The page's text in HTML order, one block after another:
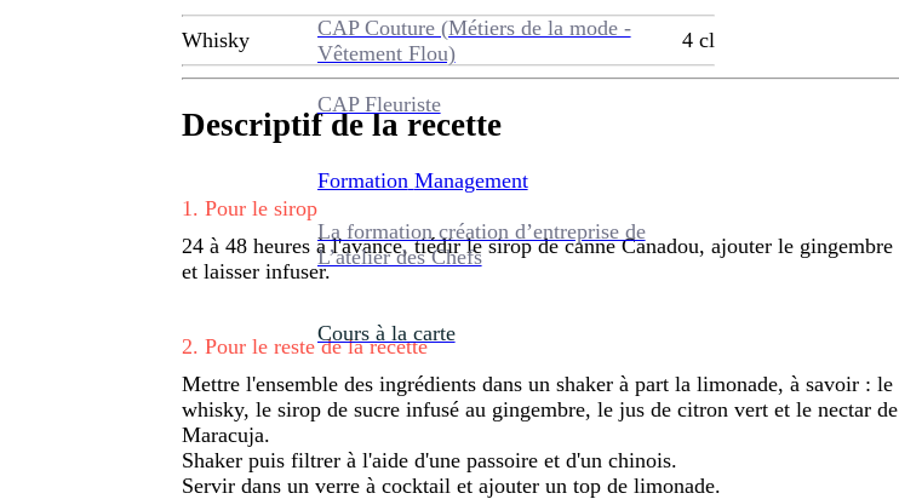
CAP Couture (Métiers de la mode -
Vêtement Flou)
CAP Fleuriste
Formation Management
La formation création d’entreprise de
L’atelier des Chefs
Cours à la carte
Whisky 4 cl
Descriptif de la recette
1 . Pour le sirop
24 à 48 heures à l'avance, tiédir le sirop de canne Canadou, ajouter le gingembre
et laisser infuser.
2. Pour le reste de la recette
Mettre l'ensemble des ingrédients dans un shaker à part la limonade, à savoir : le
whisky, le sirop de sucre infusé au gingembre, le jus de citron vert et le nectar de
Maracuja.
Shaker puis filtrer à l'aide d'une passoire et d'un chinois.
Servir dans un verre à cocktail et ajouter un top de limonade.